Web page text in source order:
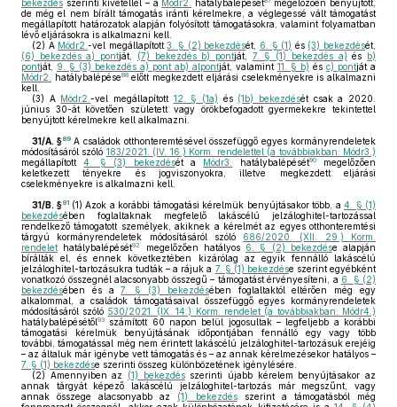
bekezdés szerinti kivétellel – a Módr2. hatálybalépését
megelőzően benyújtott,
de még el nem bírált támogatás iránti kérelmekre, a véglegessé vált támogatást
megállapított határozatok alapján folyósított támogatásokra, valamint folyamatban
lévő eljárásokra is alkalmazni kell.
(2) A Módr2.-vel megállapított3. § (2) bekezdését, 6. § (1) és (3) bekezdését,
(6) bekezdés a) pontját, (7) bekezdés b) pontját, 7. § (1) bekezdés a) és b)
pontját, 9. § (3) bekezdés a) pont ab) alpontját, valamint 11. § b) és c) pontját a
Módr2.
hatálybalépése88előtt megkezdett eljárási cselekményekre is alkalmazni
kell.
(3) A Módr2.-vel megállapított 12. § (1a) és (1b) bekezdését csak a 2020.
június 30-át követően született vagy örökbefogadott gyermekekre tekintettel
benyújtott kérelmekre kell alkalmazni.
31/A. §89 A családok otthonteremtésével összefüggő egyes kormányrendeletek
módosításáról szóló 183/2021. (IV. 16.) Korm. rendelettel (a továbbiakban: Módr3.)
megállapított4. § (3) bekezdését a Módr3. hatálybalépését90megelőzően
keletkezett tényekre és jogviszonyokra, illetve megkezdett eljárási
cselekményekre is alkalmazni kell.
31/B. §91 (1) Azok a korábbi támogatási kérelmük benyújtásakor több, a 4. § (1)
bekezdésében foglaltaknak megfelelő lakáscélú jelzáloghitel-tartozással
rendelkező támogatott személyek, akiknek a kérelmét az egyes otthonteremtési
tárgyú kormányrendeletek módosításáról szóló 686/2020. (XII. 29.) Korm.
rendelet hatálybalépését92 megelőzően hatályos 6. § (2) bekezdése alapján
bírálták el, és ennek következtében kizárólag az egyik fennálló lakáscélú
jelzáloghitel-tartozásukra tudták – a rájuk a 7. § (1) bekezdése szerint egyébként
vonatkozó összegnél alacsonyabb összegű – támogatást érvényesíteni, a 6. § (2)
bekezdésében és a7. § (3) bekezdésében foglaltaktól eltérően még egy
alkalommal, a családok támogatásaival összefüggő egyes kormányrendeletek
módosításáról szóló 530/2021. (IX. 14.) Korm. rendelet (a továbbiakban: Módr4.)
hatálybalépésétől93
számított 60 napon belül jogosultak – legfeljebb a korábbi
támogatási kérelmük benyújtásának időpontjában fennálló egy vagy több
további, támogatással még nem érintett lakáscélú jelzáloghitel-tartozásuk erejéig
– az általuk már igénybe vett támogatás és – az annak kérelmezésekor hatályos –
7. § (1) bekezdése szerinti összeg különbözetének igénylésére.
(2) Amennyiben az (1) bekezdésszerinti újabb kérelem benyújtásakor az
annak tárgyát képező lakáscélú jelzáloghitel-tartozás már megszűnt, vagy
annak összege alacsonyabb az (1) bekezdésszerint a támogatásból még